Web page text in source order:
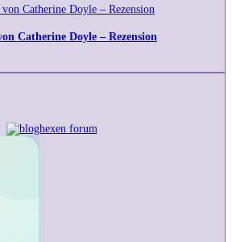
Catherine Doyle – Rezension